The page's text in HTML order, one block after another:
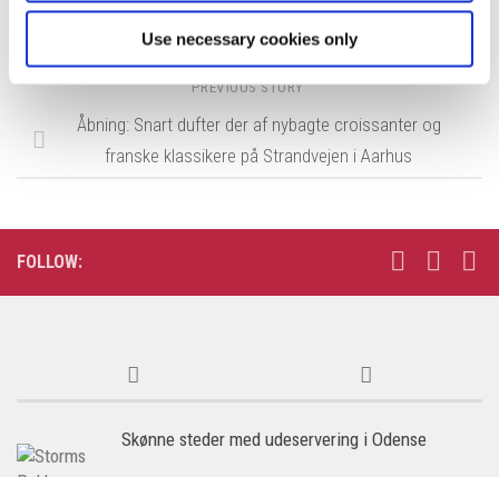
Use necessary cookies only
Guide: Oplevelser i november i København
PREVIOUS STORY
Åbning: Snart dufter der af nybagte croissanter og
franske klassikere på Strandvejen i Aarhus
FOLLOW:
Skønne steder med udeservering i Odense